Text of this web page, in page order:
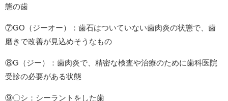
態の歯
⑦GO（ジーオー）：歯石はついていない歯肉炎の状態で、歯
磨きで改善が見込めそうなもの
⑧G（ジー）：歯肉炎で、精密な検査や治療のために歯科医院
受診の必要がある状態
⑨〇シ：シーラントをした歯